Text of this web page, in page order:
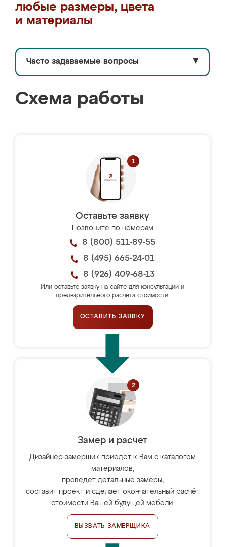
любые размеры, цвета
и материалы
Часто задаваемые вопросы ▼
Схема работы
Оставьте заявку
Позвоните по номерам
8 (800) 511-89-55
8 (495) 665-24-01
8 (926) 409-68-13
Или оставьте заявку на сайте для консультации и
предварительного расчёта стоимости.
ОСТАВИТЬ ЗАЯВКУ
Замер и расчет
Дизайнер-замерщик приедет к Вам с каталогом
материалов,
проведёт детальные замеры,
составит проект и сделает окончательный расчёт
стоимости Вашей будущей мебели.
ВЫЗВАТЬ ЗАМЕРЩИКА